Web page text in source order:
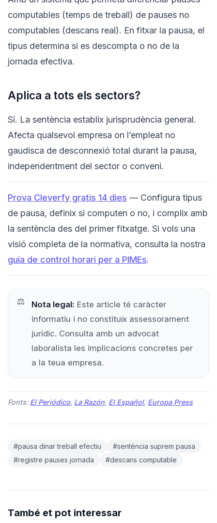
computables (temps de treball) de pauses no
computables (descans real). En fitxar la pausa, el
tipus determina si es descompta o no de la
jornada efectiva.
Aplica a tots els sectors?
Sí. La sentència establix jurisprudència general.
Afecta qualsevol empresa on l’empleat no
gaudisca de desconnexió total durant la pausa,
independentment del sector o conveni.
Prova Cleverfy gratis 14 dies — Configura tipus
de pausa, definix si computen o no, i complix amb
la sentència des del primer fitxatge. Si vols una
visió completa de la normativa, consulta la nostra
guia de control horari per a PIMEs.
Nota legal: Este article té caràcter
informatiu i no constituïx assessorament
jurídic. Consulta amb un advocat
laboralista les implicacions concretes per
a la teua empresa.
Fonts: El Periódico, La Razón, El Español, Europa Press
#pausa dinar treball efectiu
#sentència suprem pausa
#registre pauses jornada
#descans computable
També et pot interessar